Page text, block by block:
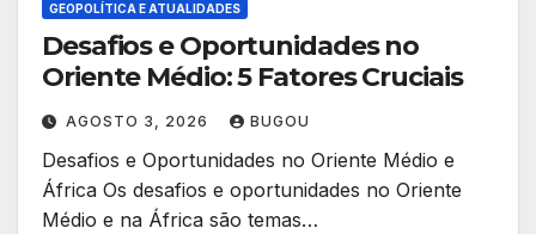
GEOPOLÍTICA E ATUALIDADES
Desafios e Oportunidades no
Oriente Médio: 5 Fatores Cruciais
AGOSTO 3, 2026 BUGOU
Desafios e Oportunidades no Oriente Médio e
África Os desafios e oportunidades no Oriente
Médio e na África são temas…